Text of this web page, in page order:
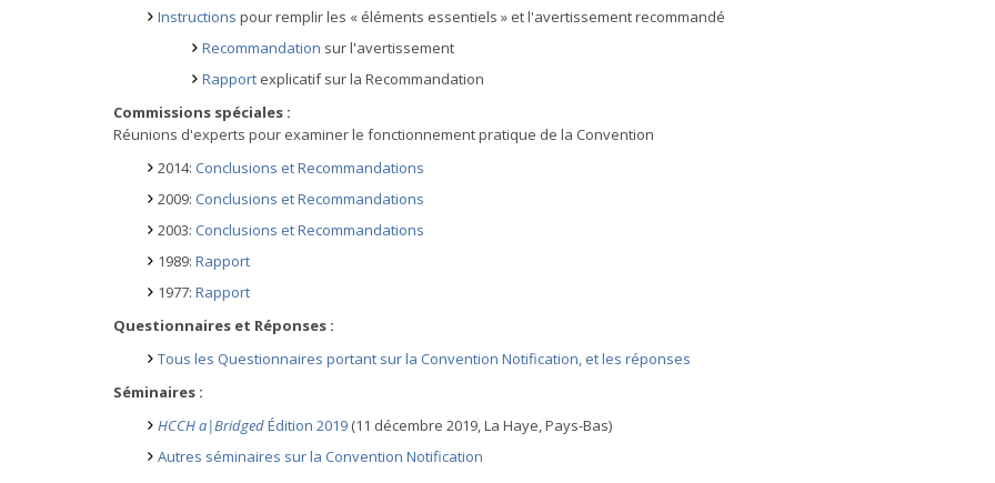
Instructions pour remplir les « éléments essentiels » et l'avertissement recommandé
Recommandation sur l'avertissement
Rapport explicatif sur la Recommandation
Commissions spéciales :
Réunions d'experts pour examiner le fonctionnement pratique de la Convention
2014: Conclusions et Recommandations
2009: Conclusions et Recommandations
2003: Conclusions et Recommandations
1989: Rapport
1977: Rapport
Questionnaires et Réponses :
Tous les Questionnaires portant sur la Convention Notification, et les réponses
Séminaires :
HCCH a|BridgedÉdition 2019 (11 décembre 2019, La Haye, Pays-Bas)
Autres séminaires sur la Convention Notification